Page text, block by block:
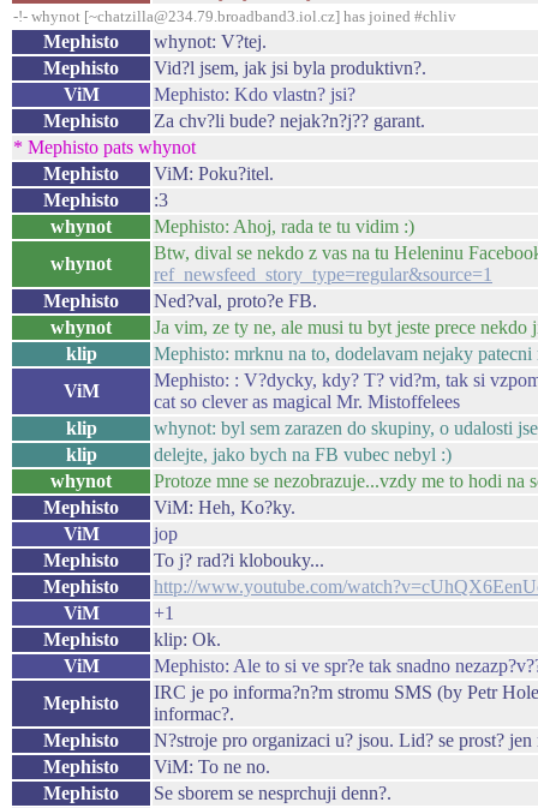
-!- whynot [~chatzilla@234.79.broadband3.iol.cz] has joined #chliv
Mephisto
whynot: V?tej.
Mephisto
Vid?l jsem, jak jsi byla produktivn?.
ViM
Mephisto: Kdo vlastn? jsi?
Mephisto
Za chv?li bude? nejak?n?j?? garant.
* Mephisto pats whynot
Mephisto
ViM: Poku?itel.
Mephisto
:3
whynot
Mephisto: Ahoj, rada te tu vidim :)
whynot
Btw, dival se nekdo z vas na tu Heleninu
ref_newsfeed_story_type=regular&source=1
Mephisto
Ned?val, proto?e FB.
whynot
Ja vim, ze ty ne, ale musi tu byt jeste prece nekdo
klip
Mephisto: mrknu na to, dodelavam nejaky
ViM
Mephisto: : V?dycky, kdy? T? vid?m, tak si
cat so clever as magical Mr. Mistoffelees
klip
whynot: byl sem zarazen do skupiny, o udalosti
klip
delejte, jako bych na FB vubec nebyl :)
whynot
Protoze mne se nezobrazuje...vzdy me to hodi na
Mephisto
ViM: Heh, Ko?ky.
ViM
jop
Mephisto
To j? rad?i klobouky...
Mephisto
http://www.youtube.com/
ViM
+1
Mephisto
klip: Ok.
ViM
Mephisto: Ale to si ve spr?e tak snadno
Mephisto
IRC je po informa?n?m stromu SMS (by Petr
informac?.
Mephisto
N?stroje pro organizaci u? jsou. Lid? se prost? jen
Mephisto
ViM: To ne no.
Mephisto
Se sborem se nesprchuji denn?.